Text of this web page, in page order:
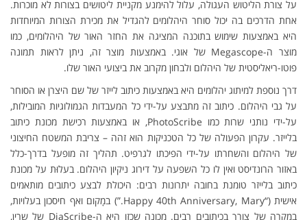
על צורת הליטוש העגולה, עלול להימנע מקניית ליטושים בצורות לא מוכרות.
אחת הדרכים בה יכול סוחר היהלומים להגדיל את מכירת הצורות המיוחדות
היא באמצעות שימוש בתוכנה המציגה את החזר האור של היהלומים, כמו
מוצר ה-Megascope של אוגי. באמצעות מוצר זה, ניתן לראות תמונה
פוטו-ריאליסטית של היהלום ולבחון מקרוב את ביצועי האור שלו.
דרך נוספת למיתוג יהלומים היא באמצעות כיתוב לייזר של שם היצרן או הסוחר
על גבי היהלום. כיתוב זה מתבצע על-ידי כל המעבדות הגמולוגיות המובילות,
על-ידי נותני שרות כמו PhotoScribe, או באמצעות רכישת מכונת כיתוב
בלייזר. עקרון הפעולה של כל הטכניקות הוא זהה – צריבת המשטח החיצוני
של היהלום והשחרתו על-ידי הפיכתו לגרפיט. תהליך זה מופעל בדרך-כלל
באזור הרונדיסט ואין לו כל השפעה על דירוג ניקיון היהלום. בעלוּת על מכונת
כיתוב בלייזר טומנת בחובה יתרונות רבים: היכולת לבצע כיתובים מותאמים
אישית (“Happy 40th Anniversary, Mary.”) במָקום ואף חיסכון בעלויות,
במקרה של צורך בכיתובים רבים. מכונה שכזו היא ה-DiaScribe של שרין,